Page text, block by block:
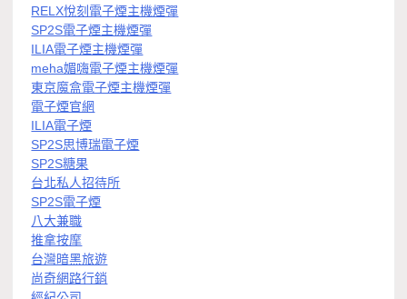
RELX悅刻電子煙主機煙彈
SP2S電子煙主機煙彈
ILIA電子煙主機煙彈
meha媚嗨電子煙主機煙彈
東京魔盒電子煙主機煙彈
電子煙官網
ILIA電子煙
SP2S思博瑞電子煙
SP2S糖果
台北私人招待所
SP2S電子煙
八大兼職
推拿按摩
台灣暗黑旅遊
尚奇網路行銷